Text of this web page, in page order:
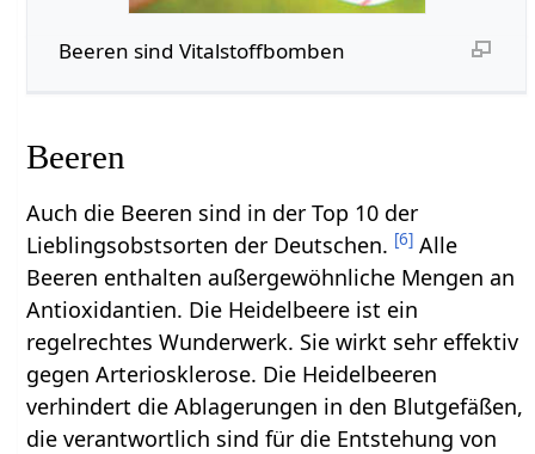
Beeren sind Vitalstoffbomben
Beeren
Auch die Beeren sind in der Top 10 der
Lieblingsobstsorten der Deutschen. [6] Alle
Beeren enthalten außergewöhnliche Mengen an
Antioxidantien. Die Heidelbeere ist ein
regelrechtes Wunderwerk. Sie wirkt sehr effektiv
gegen Arteriosklerose. Die Heidelbeeren
verhindert die Ablagerungen in den Blutgefäßen,
die verantwortlich sind für die Entstehung von